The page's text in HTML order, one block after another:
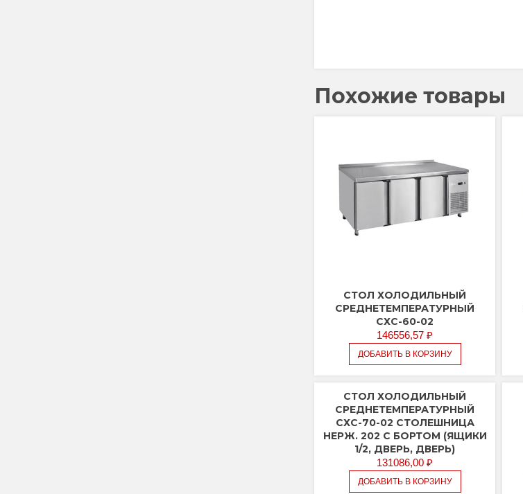
Похожие товары
СТОЛ ХОЛОДИЛЬНЫЙ
СРЕДНЕТЕМПЕРАТУРНЫЙ
СХС-60-02
146556,57₽
ДОБАВИТЬ В КОРЗИНУ
СТОЛ ХОЛОДИЛЬНЫЙ
СРЕДНЕТЕМПЕРАТУРНЫЙ
СХС-70-02 СТОЛЕШНИЦА
НЕРЖ. 202 С БОРТОМ (ЯЩИКИ
1/2, ДВЕРЬ, ДВЕРЬ)
131086,00₽
ДОБАВИТЬ В КОРЗИНУ